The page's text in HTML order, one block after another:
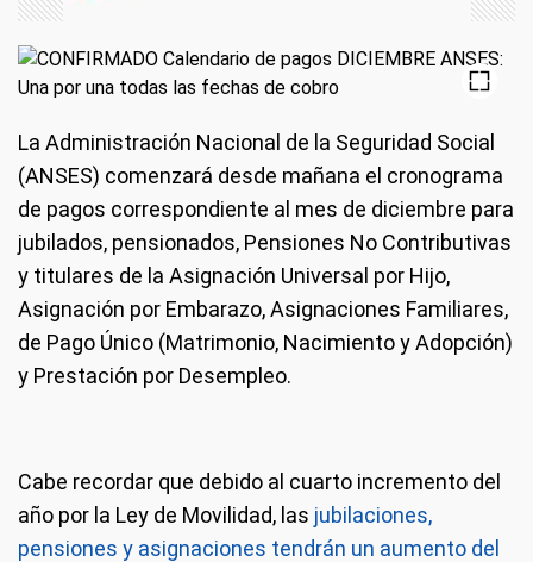
La Administración Nacional de la Seguridad Social
(ANSES) comenzará desde mañana el cronograma
de pagos correspondiente al mes de diciembre para
jubilados, pensionados, Pensiones No Contributivas
y titulares de la Asignación Universal por Hijo,
Asignación por Embarazo, Asignaciones Familiares,
de Pago Único (Matrimonio, Nacimiento y Adopción)
y Prestación por Desempleo.
Cabe recordar que debido al cuarto incremento del
año por la Ley de Movilidad, las jubilaciones,
pensiones y asignaciones tendrán un aumento del